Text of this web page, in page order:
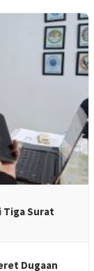
Tiga Surat
Dugaan